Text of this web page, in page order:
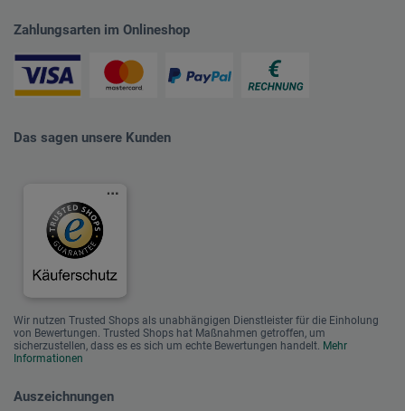
Zahlungsarten im Onlineshop
Das sagen unsere Kunden
Wir nutzen Trusted Shops als unabhängigen Dienstleister für die Einholung
von Bewertungen. Trusted Shops hat Maßnahmen getroffen, um
sicherzustellen, dass es es sich um echte Bewertungen handelt. Mehr
Informationen
Auszeichnungen